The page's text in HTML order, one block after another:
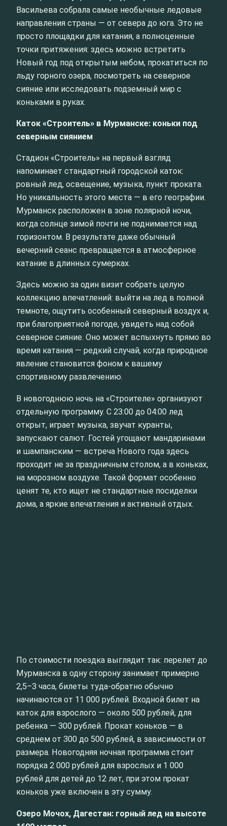
Васильева собрала самые необычные ледовые
направления страны — от севера до юга. Это не
просто площадки для катания, а полноценные
точки притяжения: здесь можно встретить
Новый год под открытым небом, прокатиться по
льду горного озера, посмотреть на северное
сияние или исследовать подземный мир с
коньками в руках.
Каток «Строитель» в Мурманске: коньки под
северным сиянием
Стадион «Строитель» на первый взгляд
напоминает стандартный городской каток:
ровный лед, освещение, музыка, пункт проката.
Но уникальность этого места — в его географии.
Мурманск расположен в зоне полярной ночи,
когда солнце зимой почти не поднимается над
горизонтом. В результате даже обычный
вечерний сеанс превращается в атмосферное
катание в длинных сумерках.
Здесь можно за один визит собрать целую
коллекцию впечатлений: выйти на лед в полной
темноте, ощутить особенный северный воздух и,
при благоприятной погоде, увидеть над собой
северное сияние. Оно может вспыхнуть прямо во
время катания — редкий случай, когда природное
явление становится фоном к вашему
спортивному развлечению.
В новогоднюю ночь на «Строителе» организуют
отдельную программу. С 23:00 до 04:00 лед
открыт, играет музыка, звучат куранты,
запускают салют. Гостей угощают мандаринами
и шампанским — встреча Нового года здесь
проходит не за праздничным столом, а в коньках,
на морозном воздухе. Такой формат особенно
ценят те, кто ищет не стандартные посиделки
дома, а яркие впечатления и активный отдых.
По стоимости поездка выглядит так: перелет до
Мурманска в одну сторону занимает примерно
2,5–3 часа, билеты туда-обратно обычно
начинаются от 11 000 рублей. Входной билет на
каток для взрослого — около 500 рублей, для
ребенка — 300 рублей. Прокат коньков — в
среднем от 300 до 500 рублей, в зависимости от
размера. Новогодняя ночная программа стоит
порядка 2 000 рублей для взрослых и 1 000
рублей для детей до 12 лет, при этом прокат
коньков уже включен в эту сумму.
Озеро Мочох, Дагестан: горный лед на высоте